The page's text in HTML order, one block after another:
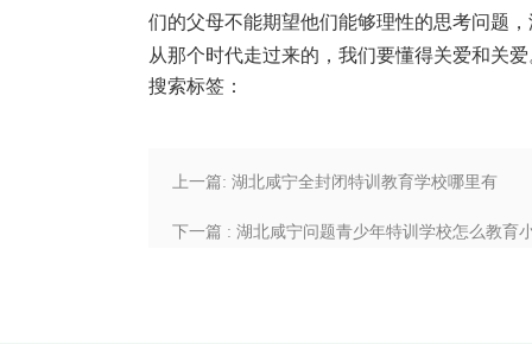
们的父母不能期望他们能够理性的思考问题
从那个时代走过来的，我们要懂得关爱和关爱
搜索标签：
上一篇: 湖北咸宁全封闭特训教育学校哪里有
下一篇 : 湖北咸宁问题青少年特训学校怎么教育